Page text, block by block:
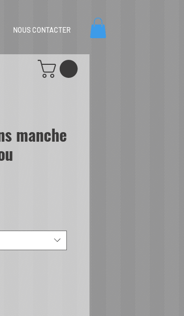
NOUS CONTACTER
manche